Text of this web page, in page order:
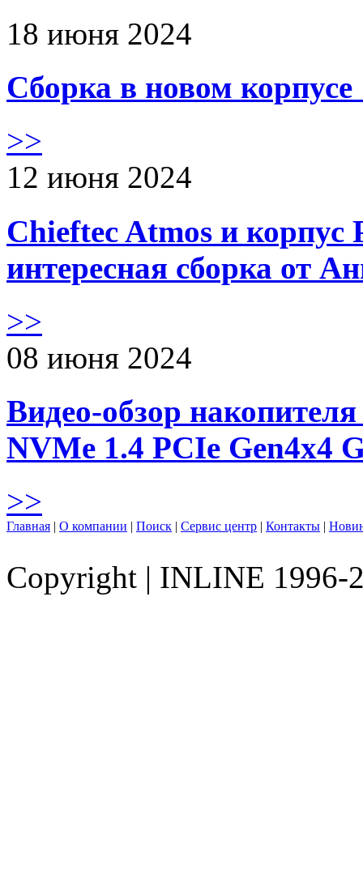
18 июня 2024
Сборка в новом
>>
12 июня 2024
Chieftec Atmos и корпус
интересная сборка от
>>
08 июня 2024
Видео-обзор
NVMe 1.4 PCIe Gen4х4
>>
Главная | О компании | Поиск | Сервис центр | Контакты |
Copyright | INLINE 1996-